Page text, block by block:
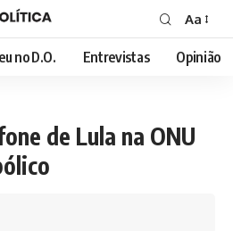
Font
Resizer
Aa
no D.O. Entrevistas Opinião
de Lula na ONU